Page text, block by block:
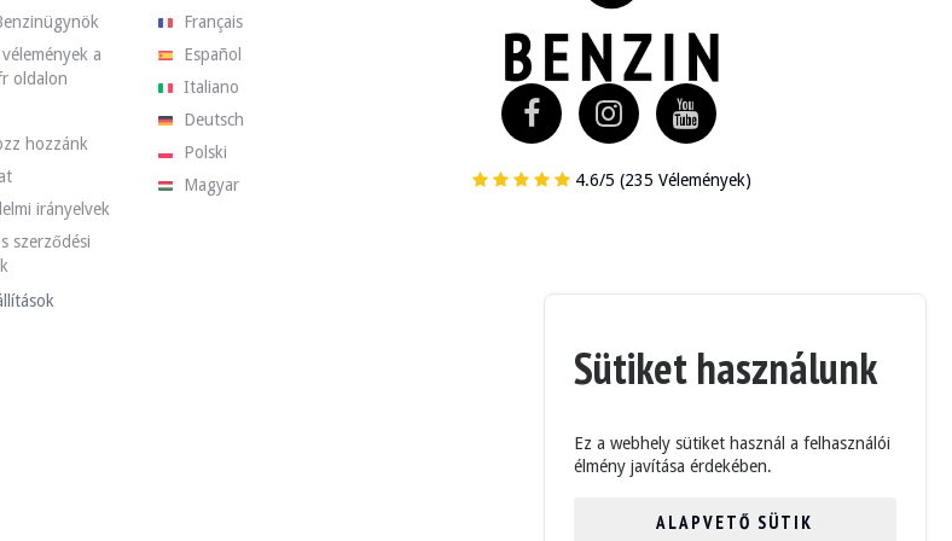
futott. Az eladó szerint a jármű általános állapota nagyon jó, és rendszeresen karbantartották.
a
oldalon
hozzánk
irányelvek
szerződési
Français
Español
Italiano
Deutsch
Polski
Magyar
4.6/5 (235 Vélemények)
Sütiket használunk
Ez a webhely sütiket használ a felhasználói
élmény javítása érdekében.
ALAPVETŐ SÜTIK